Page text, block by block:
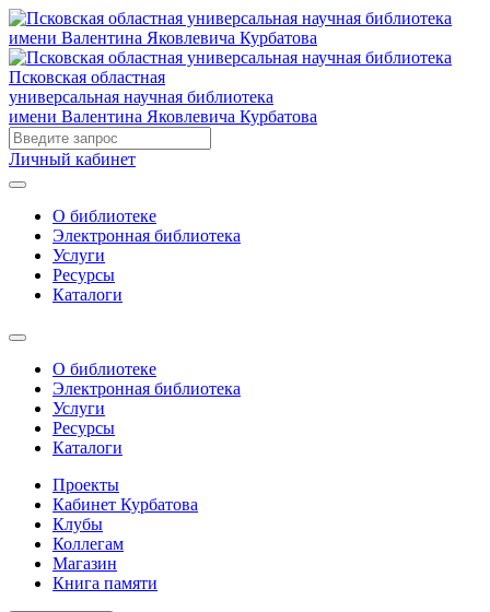
Псковская областная
универсальная научная библиотека
имени Валентина Яковлевича Курбатова
Личный кабинет
О библиотеке
Электронная библиотека
Услуги
Ресурсы
Каталоги
О библиотеке
Электронная библиотека
Услуги
Ресурсы
Каталоги
Проекты
Кабинет Курбатова
Клубы
Коллегам
Магазин
Книга памяти